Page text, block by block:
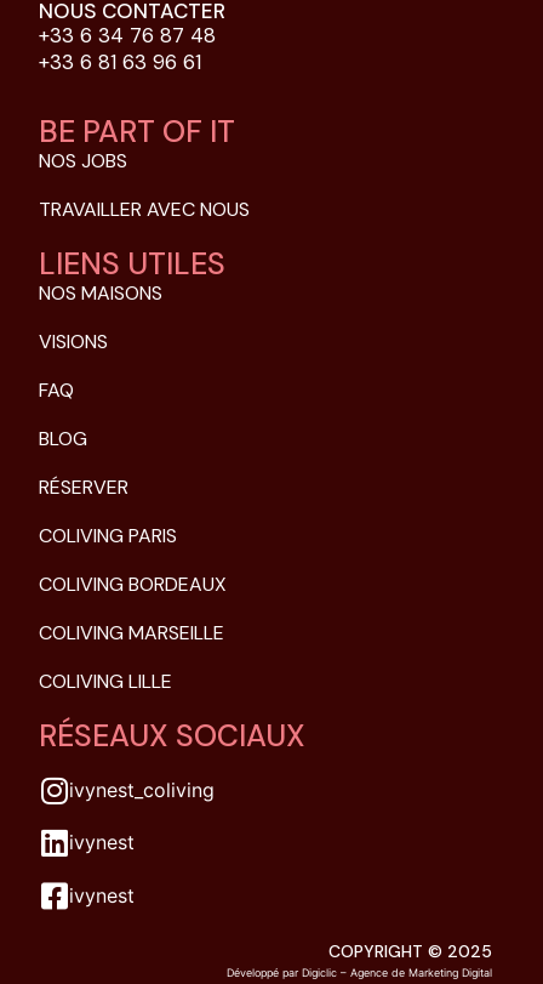
NOUS CONTACTER
+33 6 34 76 87 48
+33 6 81 63 96 61
BE PART OF IT
NOS JOBS
TRAVAILLER AVEC NOUS
LIENS UTILES
NOS MAISONS
VISIONS
FAQ
BLOG
RÉSERVER
COLIVING PARIS
COLIVING BORDEAUX
COLIVING MARSEILLE
COLIVING LILLE
RÉSEAUX SOCIAUX
ivynest_coliving
ivynest
ivynest
COPYRIGHT © 2025
Développé par Digiclic – Agence de Marketing Digital